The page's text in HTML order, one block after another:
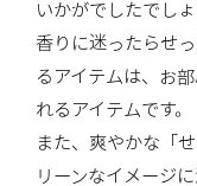
いかがでしたでしょ
香りに迷ったらせ
るアイテムは、お
れるアイテムです。
また、爽やかな「
リーンなイメージ